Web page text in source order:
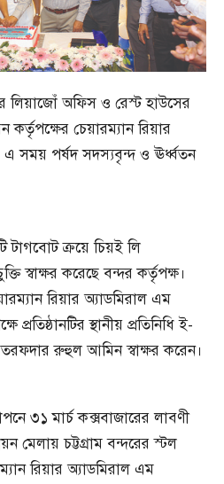
লিয়াজোঁ অফিস ও রেস্ট হাউসের
কর্তৃপক্ষের চেয়ারম্যান রিয়ার
এ সময় পর্ষদ সদস্যবৃন্দ ও ঊর্ধ্বতন
টাগবোট ক্রয়ে চিয়ই লি
স্বাক্ষর করেছে বন্দর কর্তৃপক্ষ।
রিয়ার অ্যাডমিরাল এম
প্রতিষ্ঠানটির স্থানীয় প্রতিনিধি ই-
তরফদার রুহুল আমিন স্বাক্ষর করেন।
৩১ মার্চ কক্সবাজারের লাবণী
মেলায় চট্টগ্রাম বন্দরের স্টল
রিয়ার অ্যাডমিরাল এম